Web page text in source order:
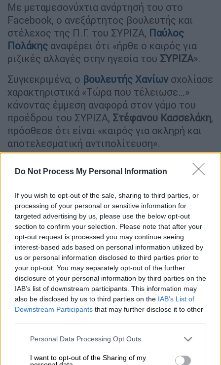
Do Not Process My Personal Information
If you wish to opt-out of the sale, sharing to third parties, or
processing of your personal or sensitive information for
targeted advertising by us, please use the below opt-out
section to confirm your selection. Please note that after your
opt-out request is processed you may continue seeing
interest-based ads based on personal information utilized by
us or personal information disclosed to third parties prior to
your opt-out. You may separately opt-out of the further
disclosure of your personal information by third parties on the
IAB’s list of downstream participants. This information may
also be disclosed by us to third parties on the IAB’s List of
Downstream Participants that may further disclose it to other
Please note that this website/app uses one or more Google
not limited to your visit or usage behaviour. You may click to
Personal Data Processing Opt Outs
I want to opt-out of the Sharing of my
Με μεταμεσονύχτια ανάρτησή του στο
Facebook, ο ανεξάρτητος βουλευτής και
στέλεχος της Π.Γ. του ΣΥΡΙΖΑ, Παύλος
Πολάκης αναφέρει ότι «ήρθε ο καιρός για
ριζικές αλλαγές στην ηγεσία του ΣΥΡΙΖΑ».
Συγκεκριμένα, ο βουλευτής Χανίωνσχολίασε
χαρακτηριστικά «Τώρα που τέλειωσε…»
κάνοντας έμμεση αναφορά στον γάμο του
προέδρου του ΣΥΡΙΖΑ, Στέφανου Κασσελάκη,
πρόσθεσε ότι είναι «καιρός για σκληρή και
αποτελεσματική αντιπολίτευση».
ΔΙΑΒΑΣΤΕ ΕΠΙΣΗΣ
Πολιτική|30.08.2024 22:29
Κασσελάκης: Απαντά σε
Μπακογιάννη μέσα από τον γάμο για
τον ΒΟΑΚ - «Δεν θα με πιάσει στον
ύπνο»
Η ανάρτηση του Παύλου Πολάκη
«Αντε καλο ξημερωμα.
Τωρα που τελειωσε ……..
Ήρθε ο: